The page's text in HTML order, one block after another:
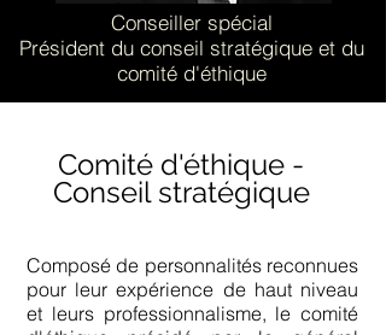
Conseiller spécial
Président du conseil stratégique et du
comité d'éthique
Comité d'éthique -
Conseil stratégique
Composé de personnalités reconnues
pour leur expérience de haut niveau
et leurs professionnalisme, le comité